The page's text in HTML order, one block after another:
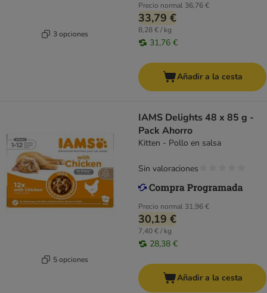
3 opciones
Precio normal 36,76 €
33,79 €
8,28 € / kg
31,76 €
Añadir a la cesta
5 opciones
IAMS Delights 48 x 85 g -
Pack Ahorro
Kitten - Pollo en salsa
Precio normal 31,96 €
30,19 €
7,40 € / kg
28,38 €
Sin valoraciones
Añadir a la cesta